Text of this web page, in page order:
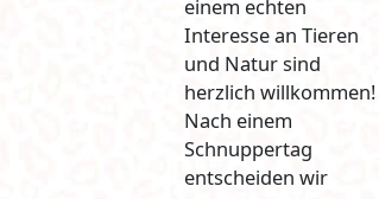
einem echten
Interesse an Tieren
und Natur sind
herzlich willkommen!
Nach einem
Schnuppertag
entscheiden wir